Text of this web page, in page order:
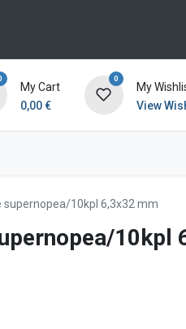
My Cart
0,00€
0
My
View
supernopea/10kpl 6,3x32 mm
10kpl